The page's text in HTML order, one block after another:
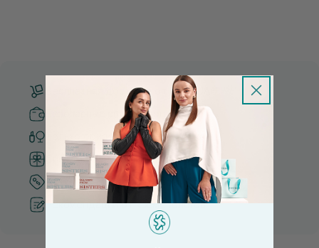
Бесплатная доставка от 3000 UAH
Безопасные способы оплаты
Только оригинальная косметика
Система бонусов и лояльности
Лучшие цены и топ товары
Рекомендации от косметологов